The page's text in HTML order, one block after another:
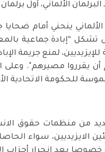
الألماني، أول
الألماني ينحني أمام
تشكل “إبادة جماعية
للإيزيديين، لمنع جريمة
أن يقرروا مصيرهم".
للحكومة الاتحادية
من منظمات حقوق
الايزيديين، سواء